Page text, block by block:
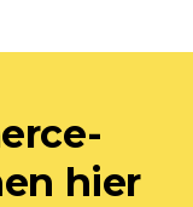
hier